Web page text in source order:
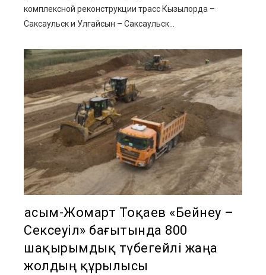
комплексной реконструкции трасс Кызылорда –
Саксаульск и Улгайсын – Саксаульск...
Қасым-Жомарт Тоқаев «Бейнеу –
Сексеуіл» бағытында 800
шақырымдық түбегейлі жаңа
жолдың құрылысы